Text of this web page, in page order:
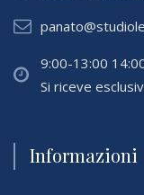
9:00-13:00
Si riceve
Informazioni